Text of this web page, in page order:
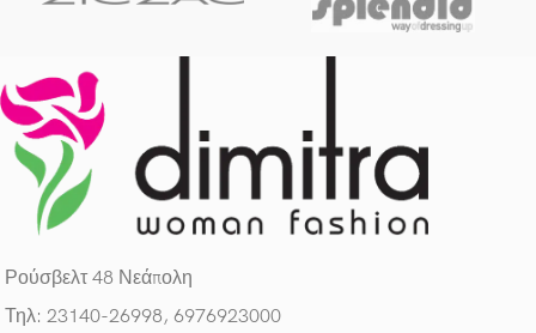
Ρούσβελτ 48 Νεάπολη
Τηλ: 23140-26998, 6976923000